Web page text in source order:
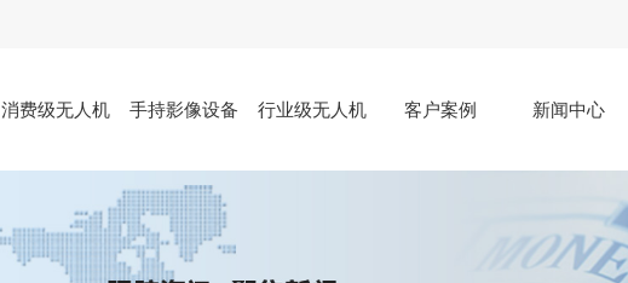
消费级无人机 手持影像设备 行业级无人机 客户案例 新闻中心